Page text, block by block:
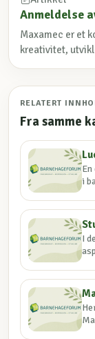
Anmeldelse
Maxamec er et
kreativitet,
RELATERT
Fra samme
i
I